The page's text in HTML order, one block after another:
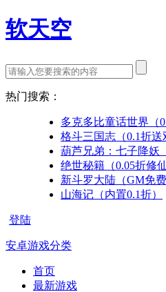
软天空
热门搜索：
多克多比童话世界（
格斗三国志（0.1折送
葫芦兄弟：七子降妖
绝世秘籍（0.05折修
新斗罗大陆（GM免费
山海记（内置0.1折）
登陆
安卓游戏分类
首页
最新游戏